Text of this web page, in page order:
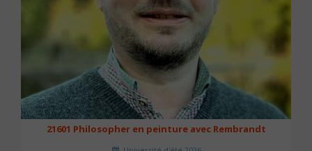
21601 Philosopher en peinture avec Rembrandt